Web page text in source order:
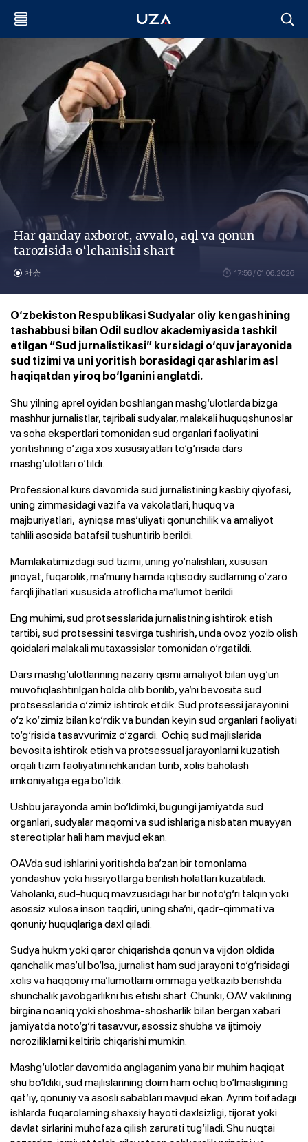
Har qanday axborot, avvalo, aql va qonun
tarozisida o‘lchanishi shart
社会 17:56 / 01.06.2026
O‘zbekiston Respublikasi Sudyalar oliy kengashining
tashabbusi bilan Odil sudlov akademiyasida tashkil
etilgan “Sud jurnalistikasi” kursidagi o‘quv jarayonida
sud tizimi va uni yoritish borasidagi qarashlarim asl
haqiqatdan yiroq bo‘lganini anglatdi.
Shu yilning aprel oyidan boshlangan mashg‘ulotlarda bizga
mashhur jurnalistlar, tajribali sudyalar, malakali huquqshunoslar
va soha ekspertlari tomonidan sud organlari faoliyatini
yoritishning o‘ziga xos xususiyatlari to‘g‘risida dars
mashg‘ulotlari o‘tildi.
Professional kurs davomida sud jurnalistining kasbiy qiyofasi,
uning zimmasidagi vazifa va vakolatlari, huquq va
majburiyatlari, ayniqsa mas’uliyati qonunchilik va amaliyot
tahlili asosida batafsil tushuntirib berildi.
Mamlakatimizdagi sud tizimi, uning yo‘nalishlari, xususan
jinoyat, fuqarolik, ma’muriy hamda iqtisodiy sudlarning o‘zaro
farqli jihatlari xususida atroflicha ma’lumot berildi.
Eng muhimi, sud protsesslarida jurnalistning ishtirok etish
tartibi, sud protsessini tasvirga tushirish, unda ovoz yozib olish
qoidalari malakali mutaxassislar tomonidan o‘rgatildi.
Dars mashg‘ulotlarining nazariy qismi amaliyot bilan uyg‘un
muvofiqlashtirilgan holda olib borilib, ya’ni bevosita sud
protsesslarida o‘zimiz ishtirok etdik. Sud protsessi jarayonini
o‘z ko‘zimiz bilan ko‘rdik va bundan keyin sud organlari faoliyati
to‘g‘risida tasavvurimiz o‘zgardi. Ochiq sud majlislarida
bevosita ishtirok etish va protsessual jarayonlarni kuzatish
orqali tizim faoliyatini ichkaridan turib, xolis baholash
imkoniyatiga ega bo‘ldik.
Ushbu jarayonda amin bo‘ldimki, bugungi jamiyatda sud
organlari, sudyalar maqomi va sud ishlariga nisbatan muayyan
stereotiplar hali ham mavjud ekan.
OAVda sud ishlarini yoritishda ba’zan bir tomonlama
yondashuv yoki hissiyotlarga berilish holatlari kuzatiladi.
Vaholanki, sud-huquq mavzusidagi har bir noto‘g‘ri talqin yoki
asossiz xulosa inson taqdiri, uning sha’ni, qadr-qimmati va
qonuniy huquqlariga daxl qiladi.
Sudya hukm yoki qaror chiqarishda qonun va vijdon oldida
qanchalik mas’ul bo‘lsa, jurnalist ham sud jarayoni to‘g‘risidagi
xolis va haqqoniy ma’lumotlarni ommaga yetkazib berishda
shunchalik javobgarlikni his etishi shart. Chunki, OAV vakilining
birgina noaniq yoki shoshma-shosharlik bilan bergan xabari
jamiyatda noto‘g‘ri tasavvur, asossiz shubha va ijtimoiy
noroziliklarni keltirib chiqarishi mumkin.
Mashg‘ulotlar davomida anglaganim yana bir muhim haqiqat
shu bo‘ldiki, sud majlislarining doim ham ochiq bo‘lmasligining
qat’iy, qonuniy va asosli sabablari mavjud ekan. Ayrim toifadagi
ishlarda fuqarolarning shaxsiy hayoti daxlsizligi, tijorat yoki
davlat sirlarini muhofaza qilish zarurati tug‘iladi. Shu nuqtai